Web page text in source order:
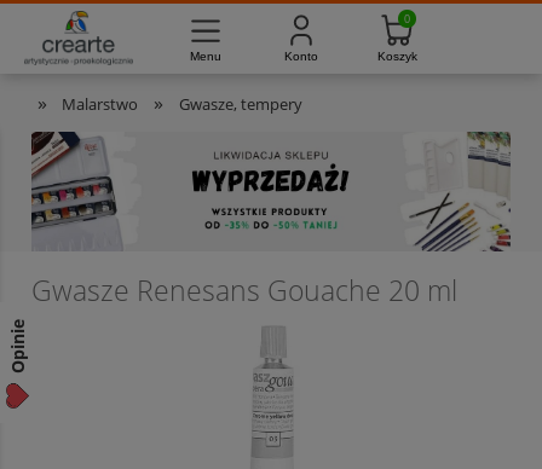
» Malarstwo » Gwasze, tempery
Gwasze Renesans Gouache 20 ml
Masz pytania? 733-012-789 Pon. - Pt. 8:00 - 16:00
Opinie